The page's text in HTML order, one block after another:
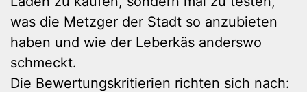
was die Metzger der Stadt so anzubieten
haben und wie der Leberkäs anderswo
schmeckt.
Die Bewertungskritierien richten sich nach: